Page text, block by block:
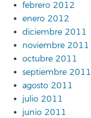
febrero 2012
enero 2012
diciembre 2011
noviembre 2011
octubre 2011
septiembre 2011
agosto 2011
julio 2011
junio 2011